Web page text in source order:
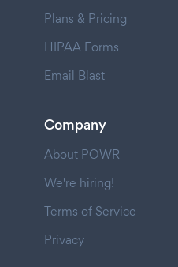
Plans & Pricing
HIPAA Forms
Email Blast
Company
About POWR
We're hiring!
Terms of Service
Privacy